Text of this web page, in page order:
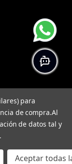
para
de compra.Al
de datos tal y
.
Aceptar todas